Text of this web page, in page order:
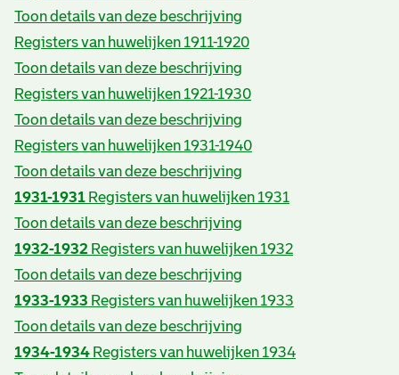
Toon details van deze beschrijving
Registers van huwelijken 1911-1920
Toon details van deze beschrijving
Registers van huwelijken 1921-1930
Toon details van deze beschrijving
Registers van huwelijken 1931-1940
Toon details van deze beschrijving
1931-1931 Registers van huwelijken 1931
Toon details van deze beschrijving
1932-1932 Registers van huwelijken 1932
Toon details van deze beschrijving
1933-1933 Registers van huwelijken 1933
Toon details van deze beschrijving
1934-1934 Registers van huwelijken 1934